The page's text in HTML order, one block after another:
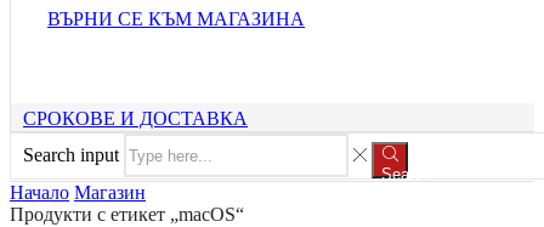
ВЪРНИ СЕ КЪМ МАГАЗИНА
СРОКОВЕ И ДОСТАВКА
Search input
Search
Начало Магазин
Продукти с етикет „macOS“